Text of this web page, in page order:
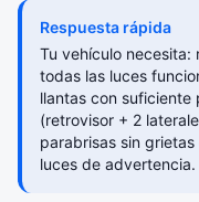
Respuesta rápida
Tu vehículo
todas las luces
llantas con
(retrovisor + 2
parabrisas sin
luces de advertencia.